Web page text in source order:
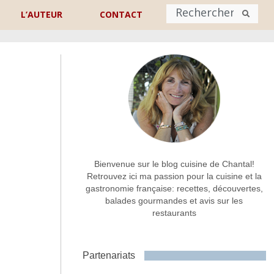
L’AUTEUR CONTACT
Nom
Commentaire ou message *
Bienvenue sur le blog cuisine de Chantal!
Retrouvez ici ma passion pour la cuisine et la
gastronomie française: recettes, découvertes,
balades gourmandes et avis sur les
restaurants
Partenariats